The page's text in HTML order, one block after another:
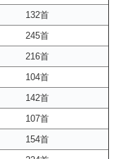
132首
245首
216首
104首
142首
107首
154首